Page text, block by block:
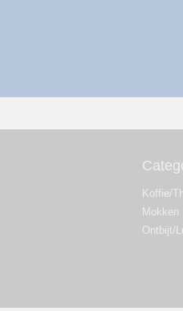
Koffie/
Mokken
Ontbijt/